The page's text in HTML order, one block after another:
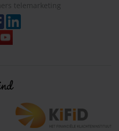
telemarketing